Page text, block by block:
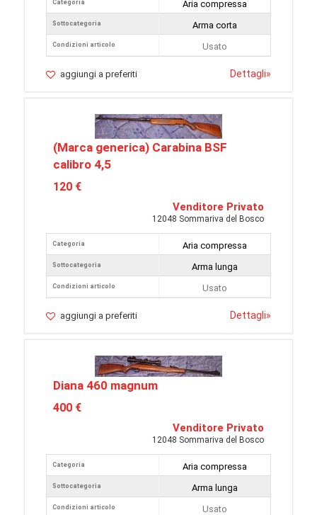
Categoria
Sottocategoria
Condizioni articolo
Aria compressa
Arma corta
Usato
aggiungi a preferiti Dettagli»
(Marca generica) Carabina BSF
calibro 4,5
120 €
Venditore Privato
12048 Sommariva del Bosco
Categoria
Sottocategoria
Condizioni articolo
Aria compressa
Arma lunga
Usato
aggiungi a preferiti Dettagli»
Diana 460 magnum
400 €
Venditore Privato
12048 Sommariva del Bosco
Categoria
Sottocategoria
Condizioni articolo
Aria compressa
Arma lunga
Usato